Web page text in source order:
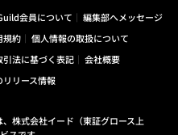
会員について
編集部へメッセージ
規約
個人情報の取扱について
引法に基づく表記
会社概要
リリース情報
株式会社イード（東証グロース上